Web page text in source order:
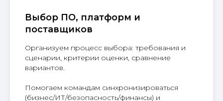
Выбор ПО, платформ и
поставщиков
Организуем процесс выбора: требования и
сценарии, критерии оценки, сравнение
вариантов.
Помогаем командам синхронизироваться
(бизнес/ИТ/безопасность/финансы) и